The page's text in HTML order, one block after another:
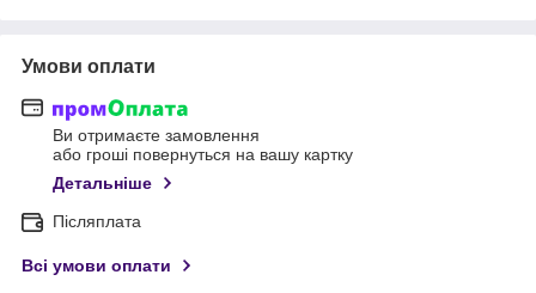
Умови оплати
Ви отримаєте замовлення
або гроші повернуться на вашу картку
Детальніше
Післяплата
Всі умови оплати